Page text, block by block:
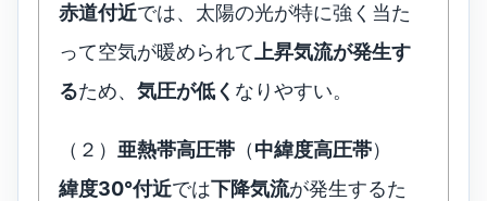
赤道付近では、太陽の光が特に強く当た
って空気が暖められて 上昇気流が発生す
るため、 気圧が低く なりやすい。
（２） 亜熱帯高圧帯 （中緯度高圧帯）
緯度30°付近では下降気流が発生するた